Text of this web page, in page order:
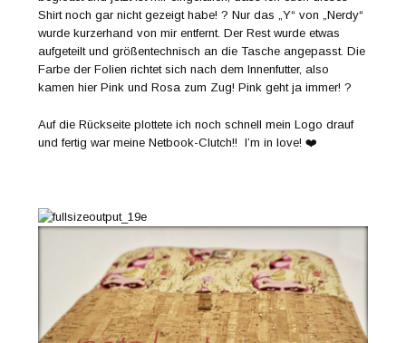
Shirt noch gar nicht gezeigt habe! ? Nur das „Y“ von „Nerdy“
wurde kurzerhand von mir entfernt. Der Rest wurde etwas
aufgeteilt und größentechnisch an die Tasche angepasst. Die
Farbe der Folien richtet sich nach dem Innenfutter, also
kamen hier Pink und Rosa zum Zug! Pink geht ja immer! ?
Auf die Rückseite plottete ich noch schnell mein Logo drauf
und fertig war meine Netbook-Clutch!! I’m in love! ❤️